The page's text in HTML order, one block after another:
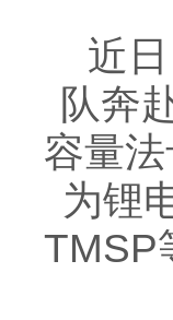
近
队奔
容量
为锂
TMSP